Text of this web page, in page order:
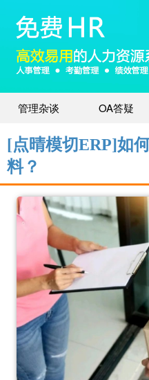
管理杂谈 OA答疑
[点晴模切ERP]如
料？